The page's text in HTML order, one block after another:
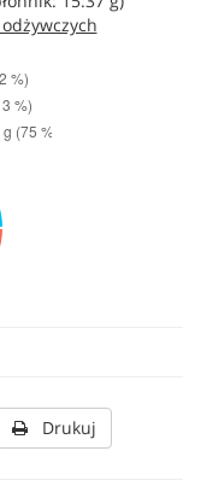
Drukuj